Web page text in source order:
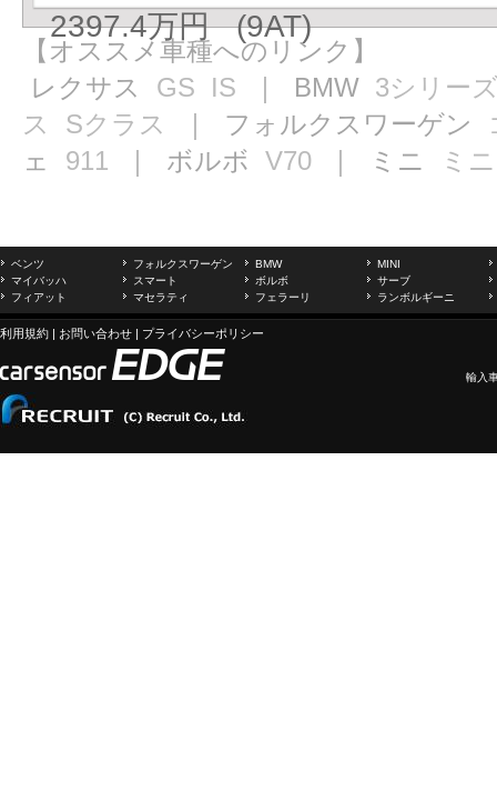
2397.4万円 (9AT)
【オススメ車種へのリンク】
レクサス GS IS ｜ BMW 3シリー
ス
Sクラス ｜ フォルクスワーゲン
ェ 911 ｜ ボルボ V70 ｜ ミニ ミニ
ベンツ フォルクスワーゲン BMW
MINI
マイバッハ
スマート ボルボ
サーブ
フィアット
マセラティ フェラーリ ランボルギーニ
利用規約 | お問い合わせ | プライバシーポリシー
輸入